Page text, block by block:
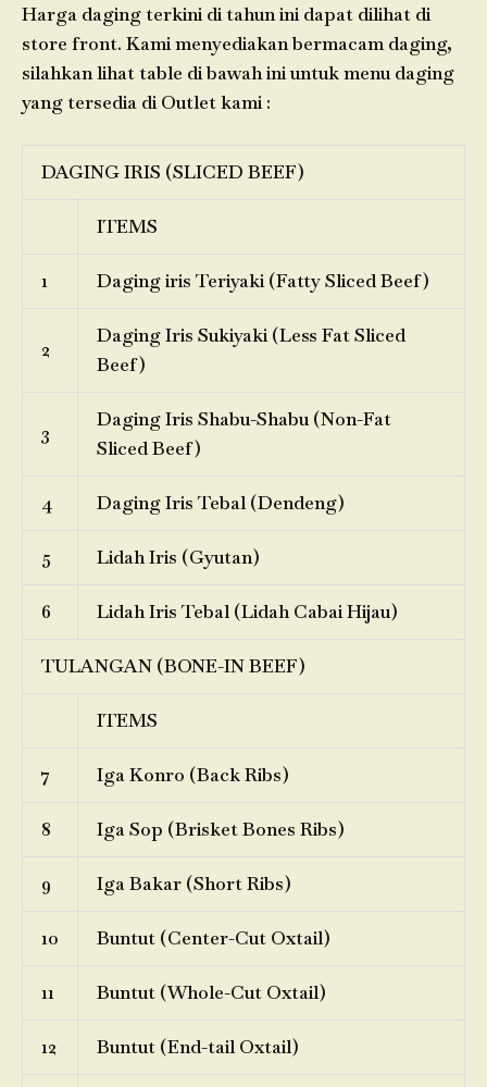
Harga daging terkini di tahun ini dapat dilihat di
store front. Kami menyediakan bermacam daging,
silahkan lihat table di bawah ini untuk menu daging
yang tersedia di Outlet kami :
DAGING IRIS (SLICED BEEF)
ITEMS
1 Daging iris Teriyaki (Fatty Sliced Beef)
2
Daging Iris Sukiyaki (Less Fat Sliced
Beef)
3
Daging Iris Shabu-Shabu (Non-Fat
Sliced Beef)
4 Daging Iris Tebal (Dendeng)
5 Lidah Iris (Gyutan)
6 Lidah Iris Tebal (Lidah Cabai Hijau)
TULANGAN (BONE-IN BEEF)
ITEMS
7 Iga Konro (Back Ribs)
8 Iga Sop (Brisket Bones Ribs)
9 Iga Bakar (Short Ribs)
10 Buntut (Center-Cut Oxtail)
11 Buntut (Whole-Cut Oxtail)
12 Buntut (End-tail Oxtail)